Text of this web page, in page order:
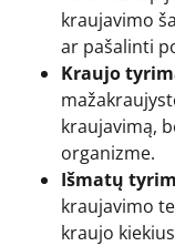
kraujavimo
ar pašalinti
Kraujo
kraujavimą,
organizme.
Išmatų
kraujavimo
kraujo